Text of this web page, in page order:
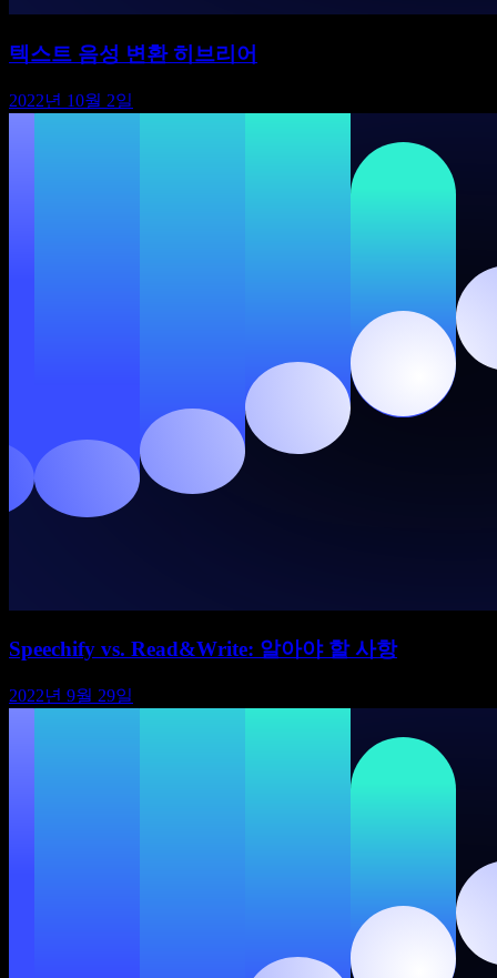
텍스트 음성 변환 히브리어
2022년 10월 2일
Speechify vs. Read&Write: 알아야 할 사항
2022년 9월 29일